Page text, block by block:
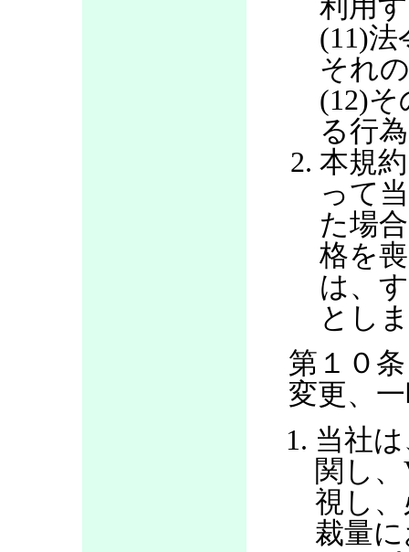
利用
(11)
それ
(12)
る行
本規
って
た場
格を
は、
とし
第１０
変更、
当社
関し
視し
裁量